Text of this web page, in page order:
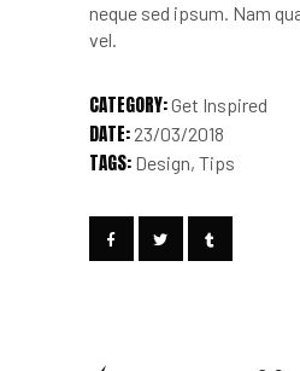
neque sed ipsum. Nam
vel.
CATEGORY:Get Inspired
DATE: 23/03/2018
TAGS: Design Tips